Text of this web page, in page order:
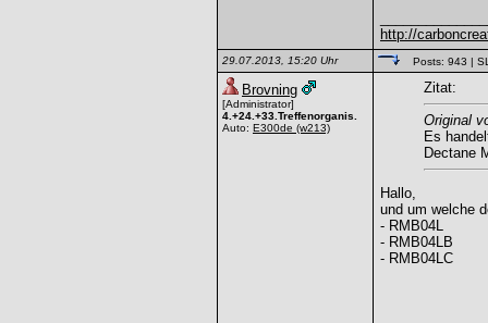
http://
29.07.2013, 15:20 Uhr Posts: 943 |
Brovning
[Administrator]
4.+24.+33.Treffenorganis.
Auto: E300de (w213)
Zitat:
Original
Es
Dectane
Hallo,
und um welche
- RMB04L
- RMB04LB
- RMB04LC